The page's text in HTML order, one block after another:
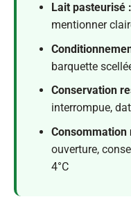
Lait pasteurisé :
mentionner
barquette
Conservation
interrompue,
Consommation
ouverture,
4°C